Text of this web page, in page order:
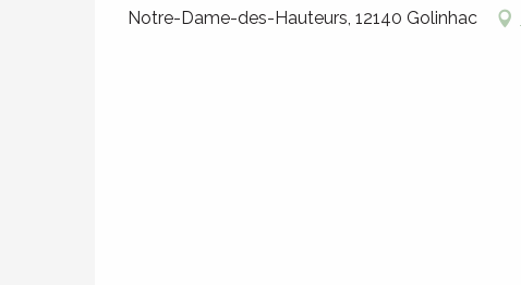
Notre-Dame-des-Hauteurs, 12140 Golinhac